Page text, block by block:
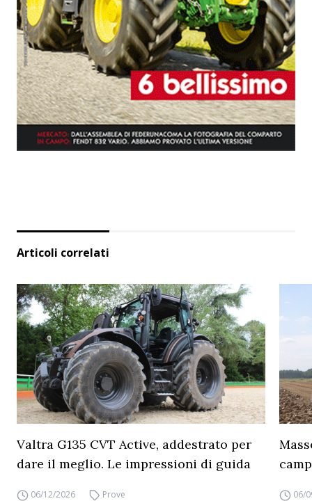
Articoli correlati
Valtra G135 CVT Active, addestrato per
dare il meglio. Le impressioni di guida
06/12/2026 Prove 06/